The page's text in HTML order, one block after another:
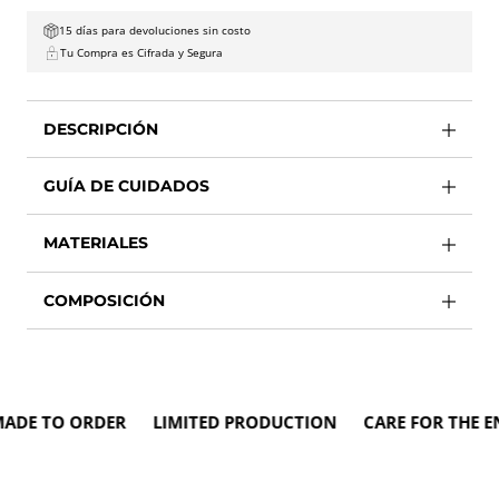
15 días para devoluciones sin costo
Tu Compra es Cifrada y Segura
DESCRIPCIÓN
GUÍA DE CUIDADOS
MATERIALES
COMPOSICIÓN
ORDER LIMITED PRODUCTION CARE FOR THE